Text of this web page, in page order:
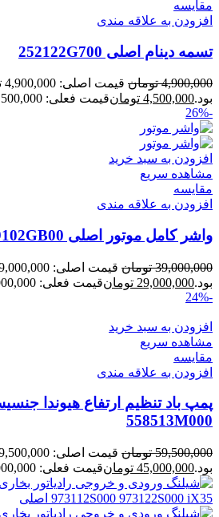
مقایسه
افزودن به علاقه مندی
تسمه دینام اصلی 252122G700
4,900,000 تومان
بود.4,500,000 تومانقیمت فعلی: 4,500,000 تومان.
-26%
افزودن به سبد خرید
مشاهده سریع
مقایسه
افزودن به علاقه مندی
واشر کامل موتور اصلی 209102GB00
39,000,000 تومان
بود.29,000,000 تومانقیمت فعلی: 29,000,000 تومان.
-24%
افزودن به سبد خرید
مشاهده سریع
مقایسه
افزودن به علاقه مندی
پمپ باد تنظیم ارتفاع هیوندا
558513M000
59,500,000 تومان
بود.45,000,000 تومانقیمت فعلی: 45,000,000 تومان.